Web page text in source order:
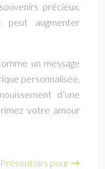
précieux.
peut augmenter
un message
personnalisée,
d’une
votre amour
Présentoirs pour